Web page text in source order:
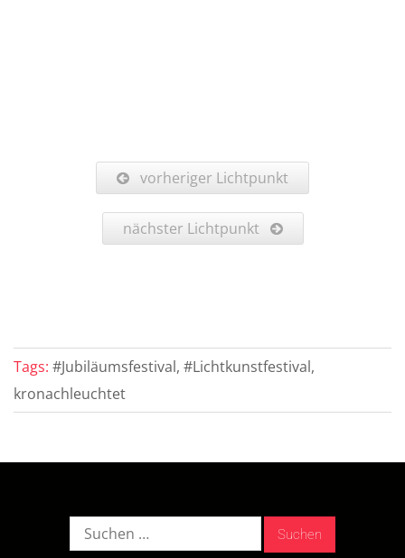
vorheriger Lichtpunkt
nächster Lichtpunkt
Tags: #Jubiläumsfestival, #Lichtkunstfestival,
kronachleuchtet
Suche